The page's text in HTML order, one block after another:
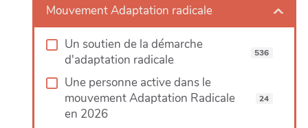
Mouvement Adaptation radicale
Un soutien de la démarche
d'adaptation radicale
536
Une personne active dans le
mouvement Adaptation Radicale
en 2026
24
142